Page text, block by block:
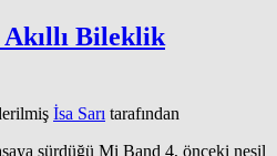
Bileklik
İsa Sarı tarafından
sürdüğü Mi Band 4, önceki nesil